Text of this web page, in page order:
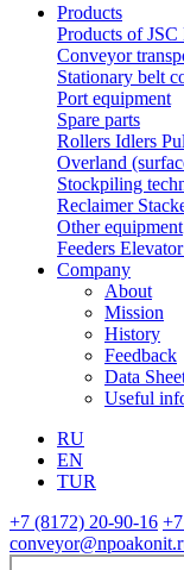
Products
Products of
Conveyor
Stationary belt
Port equipment
Spare parts
Rollers Idlers
Overland
Stockpiling
Reclaimer
Other equipment
Feeders Elevator
Company
About
Mission
History
Feedback
Data
Useful
RU
EN
TUR
+7 (8172) 20-90-16